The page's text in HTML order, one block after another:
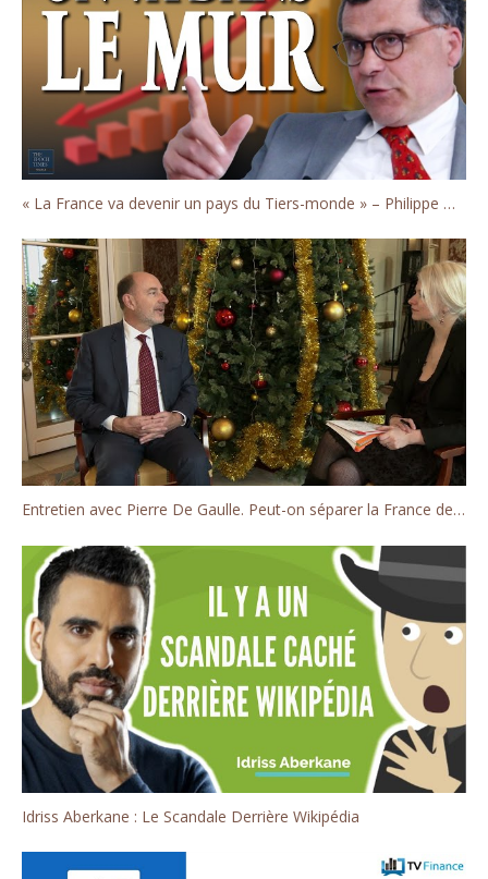
« La France va devenir un pays du Tiers-monde » – Philippe Murer
Entretien avec Pierre De Gaulle. Peut-on séparer la France de la Russie?
Idriss Aberkane : Le Scandale Derrière Wikipédia